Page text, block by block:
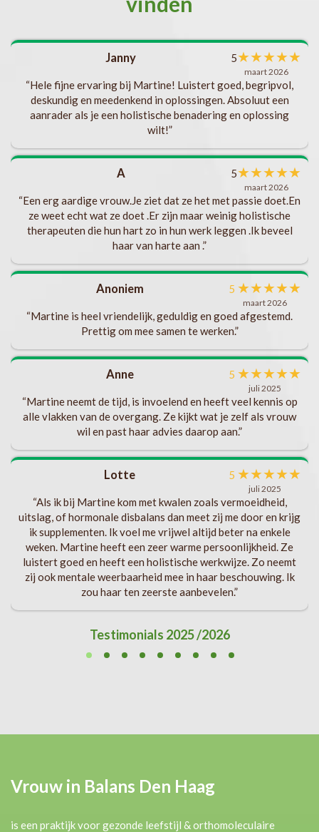
Janny 5★★★★★
maart 2026
“Hele fijne ervaring bij Martine! Luistert goed, begripvol,
deskundig en meedenkend in oplossingen. Absoluut een
aanrader als je een holistische benadering en oplossing
wilt!”
A 5★★★★★
maart 2026
“Een erg aardige vrouw.Je ziet dat ze het met passie doet.En
ze weet echt wat ze doet .Er zijn maar weinig holistische
therapeuten die hun hart zo in hun werk leggen .Ik beveel
haar van harte aan .”
Anoniem 5 ★★★★★
maart 2026
“Martine is heel vriendelijk, geduldig en goed afgestemd.
Prettig om mee samen te werken.”
Anne 5 ★★★★★
juli 2025
“Martine neemt de tijd, is invoelend en heeft veel kennis op
alle vlakken van de overgang. Ze kijkt wat je zelf als vrouw
wil en past haar advies daarop aan.”
Lotte 5 ★★★★★
juli 2025
“Als ik bij Martine kom met kwalen zoals vermoeidheid,
uitslag, of hormonale disbalans dan meet zij me door en krijg
ik supplementen. Ik voel me vrijwel altijd beter na enkele
weken. Martine heeft een zeer warme persoonlijkheid. Ze
luistert goed en heeft een holistische werkwijze. Zo neemt
zij ook mentale weerbaarheid mee in haar beschouwing. Ik
zou haar ten zeerste aanbevelen.”
Testimonials 2025 /2026
Vrouw in Balans Den Haag
is een praktijk voor gezonde leefstijl & orthomoleculaire